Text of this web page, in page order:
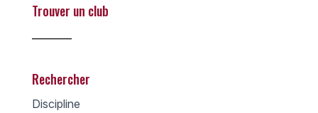
Trouver un club
Rechercher
Discipline